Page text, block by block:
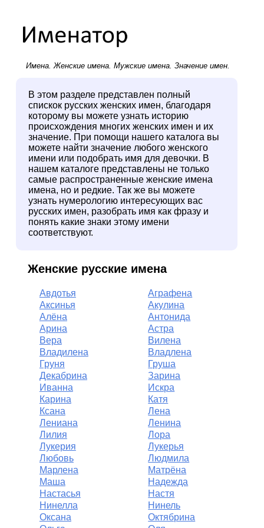
Имена.Женские имена. Мужские имена. Значение имен.
В этом разделе представлен полный
спискок русских женских имен, благодаря
которому вы можете узнать историю
происхождения многих женских имен и их
значение. При помощи нашего каталога вы
можете найти значение любого женского
имени или подобрать имя для девочки. В
нашем каталоге представлены не только
самые распространенные женские имена
имена, но и редкие. Так же вы можете
узнать нумерологию интересующих вас
русских имен, разобрать имя как фразу и
понять какие знаки этому имени
соответствуют.
Женские русские имена
Авдотья
Аграфена
Аксинья
Акулина
Алёна
Антонида
Арина
Астра
Вера
Вилена
Владилена
Владлена
Груня
Груша
Декабрина
Зарина
Иванна
Искра
Карина
Катя
Ксана
Лена
Лениана
Ленина
Лилия
Лора
Лукерия
Лукерья
Любовь
Людмила
Марлена
Матрёна
Маша
Надежда
Настасья
Настя
Нинелла
Нинель
Оксана
Октябрина